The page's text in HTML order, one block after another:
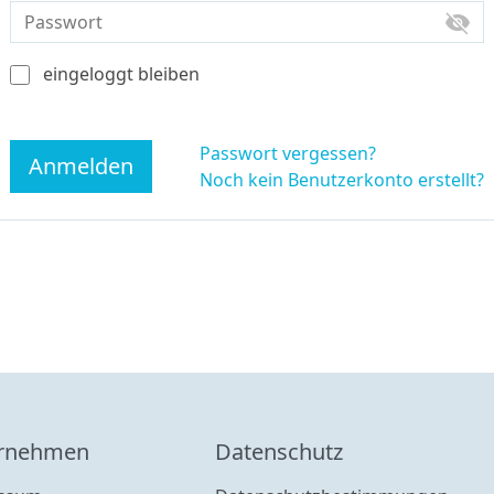
visibility_off
eingeloggt bleiben
Anmelden
Passwort vergessen?
Noch kein Benutzerkonto erstellt?
Datenschutz